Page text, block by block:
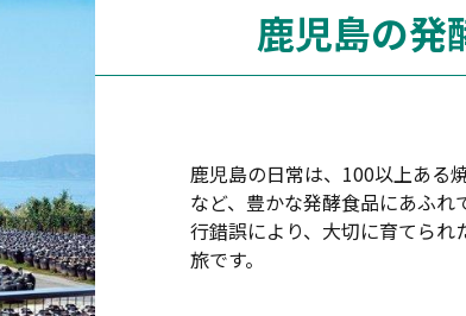
鹿児島の発
鹿児島の日常は、100以上ある
など、豊かな発酵食品にあふ
行錯誤により、大切に育てら
旅です。